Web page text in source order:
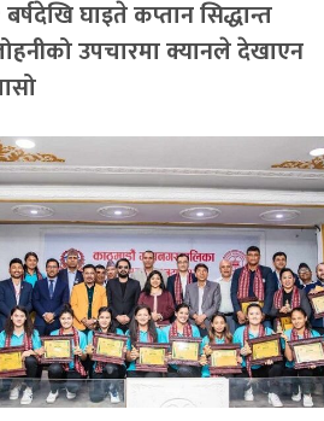
घाइते कप्तान सिद्धान्त
उपचारमा क्यानले देखाएन